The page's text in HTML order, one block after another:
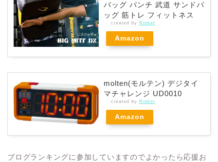
バッグ パンチ 武道 サンドバ
ッグ 筋トレ フィットネス
created by Rinker
Amazon
molten(モルテン) デジタイ
マチャレンジ UD0010
created by Rinker
Amazon
ブログランキングに参加していますのでよかったら応援お